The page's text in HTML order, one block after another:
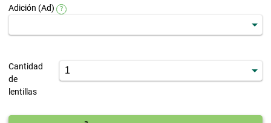
Adición (Ad) ?
Cantidad
de
lentillas